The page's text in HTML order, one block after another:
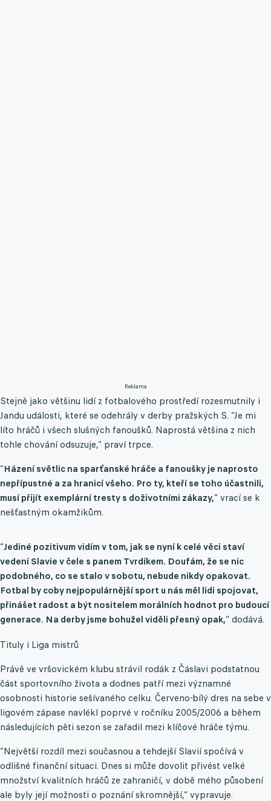
Reklama
Stejně jako většinu lidí z fotbalového prostředí rozesmutnily i
Jandu události, které se odehrály v derby pražských S. “Je mi
líto hráčů i všech slušných fanoušků. Naprostá většina z nich
tohle chování odsuzuje,“ praví trpce.
“Házení světlic na sparťanské hráče a fanoušky je naprosto
nepřípustné a za hranicí všeho. Pro ty, kteří se toho účastnili,
musí přijít exemplární tresty s doživotními zákazy,“ vrací se k
nešťastným okamžikům.
“Jediné pozitivum vidím v tom, jak se nyní k celé věci staví
vedení Slavie v čele s panem Tvrdíkem. Doufám, že se nic
podobného, co se stalo v sobotu, nebude nikdy opakovat.
Fotbal by coby nejpopulárnější sport u nás měl lidi spojovat,
přinášet radost a být nositelem morálních hodnot pro budoucí
generace. Na derby jsme bohužel viděli přesný opak,“ dodává.
Tituly i Liga mistrů
Právě ve vršovickém klubu strávil rodák z Čáslavi podstatnou
část sportovního života a dodnes patří mezi významné
osobnosti historie sešívaného celku. Červeno-bílý dres na sebe v
ligovém zápase navlékl poprvé v ročníku 2005/2006 a během
následujících pěti sezon se zařadil mezi klíčové hráče týmu.
“Největší rozdíl mezi současnou a tehdejší Slavií spočívá v
odlišné finanční situaci. Dnes si může dovolit přivést velké
množství kvalitních hráčů ze zahraničí, v době mého působení
ale byly její možnosti o poznání skromnější,“ vypravuje.